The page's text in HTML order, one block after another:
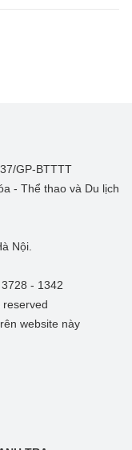
GP-BTTTT
- Thể thao và Du lịch
Nội.
- 1342
website này